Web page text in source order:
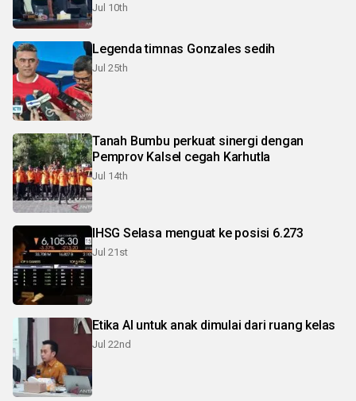
Jul 10th
Legenda timnas Gonzales sedih
Jul 25th
Tanah Bumbu perkuat sinergi dengan
Pemprov Kalsel cegah Karhutla
Jul 14th
IHSG Selasa menguat ke posisi 6.273
Jul 21st
Etika AI untuk anak dimulai dari ruang kelas
Jul 22nd